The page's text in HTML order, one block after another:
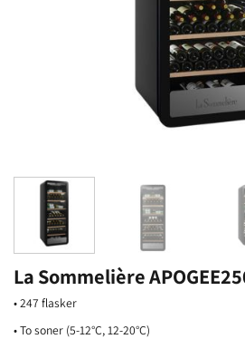
La Sommelière
• 247 flasker
• To soner (5-12°C, 12-20°C)